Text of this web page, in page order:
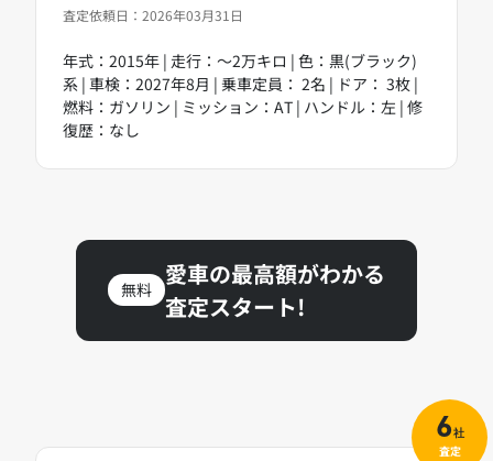
査定依頼日：2026年03月31日
年式：2015年 | 走行：～2万キロ | 色：黒(ブラック)
系 | 車検：2027年8月 | 乗車定員： 2名 | ドア： 3枚 |
燃料：ガソリン | ミッション：AT | ハンドル：左 | 修
復歴：なし
無料
愛車の最高額がわかる
査定スタート!
6社
査定